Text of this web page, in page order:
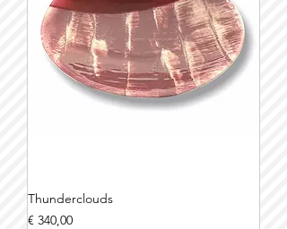
Thunderclouds
Prijs
€ 340,00